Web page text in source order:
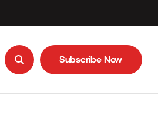
Subscribe Now